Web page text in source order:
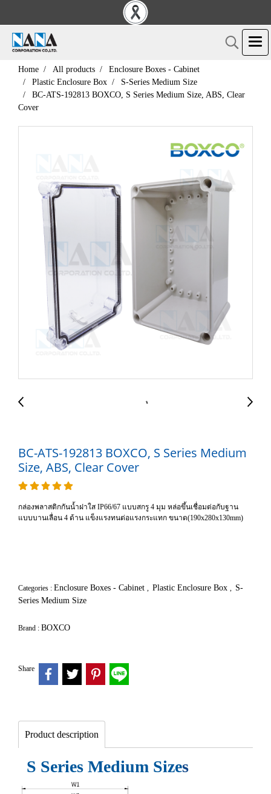
Home All products
Enclosure Boxes - Cabinet
Plastic Enclosure Box
S-Series Medium Size
BC-ATS-192813 BOXCO, S Series Medium Size, ABS, Clear
Cover
BC-ATS-192813 BOXCO, S Series Medium
Size, ABS, Clear Cover
กล่องพลาสติกกันน้ำฝาใส IP66/67 แบบสกรู 4 มุม หล่อขึ้นเชื่อมต่อกับฐาน
แบบบานเลื่อน 4 ด้าน แข็งแรงทนต่อแรงกระแทก ขนาด(190x280x130mm)
Categories : Enclosure Boxes - Cabinet , Plastic Enclosure Box , S-
Series Medium Size
Brand : BOXCO
Share
Product description
S Series Medium Sizes